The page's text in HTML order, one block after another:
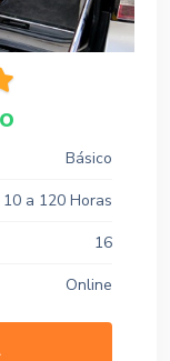
Básico
10 a 120 Horas
16
Online